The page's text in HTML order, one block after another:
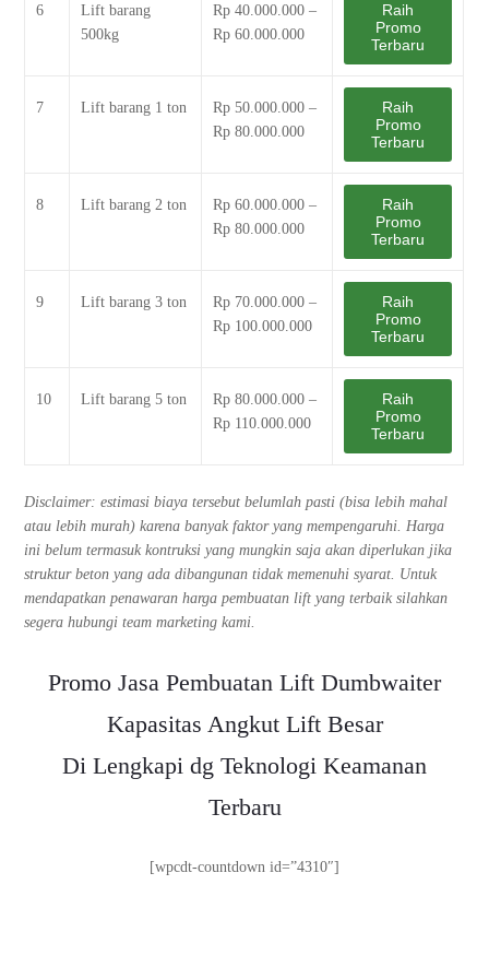
6
Lift barang
500kg
Rp 40.000.000 –
Rp 60.000.000
Raih
Promo
Terbaru
7 Lift barang 1 ton
Rp 50.000.000 –
Rp 80.000.000
Raih
Promo
Terbaru
8 Lift barang 2 ton
Rp 60.000.000 –
Rp 80.000.000
Raih
Promo
Terbaru
9 Lift barang 3 ton
Rp 70.000.000 –
Rp 100.000.000
Raih
Promo
Terbaru
10 Lift barang 5 ton
Rp 80.000.000 –
Rp 110.000.000
Raih
Promo
Terbaru
Disclaimer: estimasi biaya tersebut belumlah pasti (bisa lebih mahal
atau lebih murah) karena banyak faktor yang mempengaruhi. Harga
ini belum termasuk kontruksi yang mungkin saja akan diperlukan jika
struktur beton yang ada dibangunan tidak memenuhi syarat. Untuk
mendapatkan penawaran harga pembuatan lift yang terbaik silahkan
segera hubungi team marketing kami.
Promo Jasa Pembuatan Lift Dumbwaiter
Kapasitas Angkut Lift Besar
Di Lengkapi dg Teknologi Keamanan
Terbaru
[wpcdt-countdown id=”4310″]